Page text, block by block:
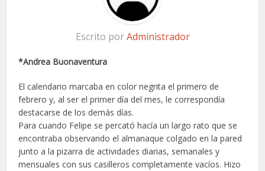
Escrito porAdministrador
*Andrea Buonaventura
El calendario marcaba en color negrita el primero de
febrero y, al ser el primer día del mes, le correspondía
destacarse de los demás días.
Para cuando Felipe se percató hacía un largo rato que se
encontraba observando el almanaque colgado en la pared
junto a la pizarra de actividades diarias, semanales y
mensuales con sus casilleros completamente vacíos. Hizo